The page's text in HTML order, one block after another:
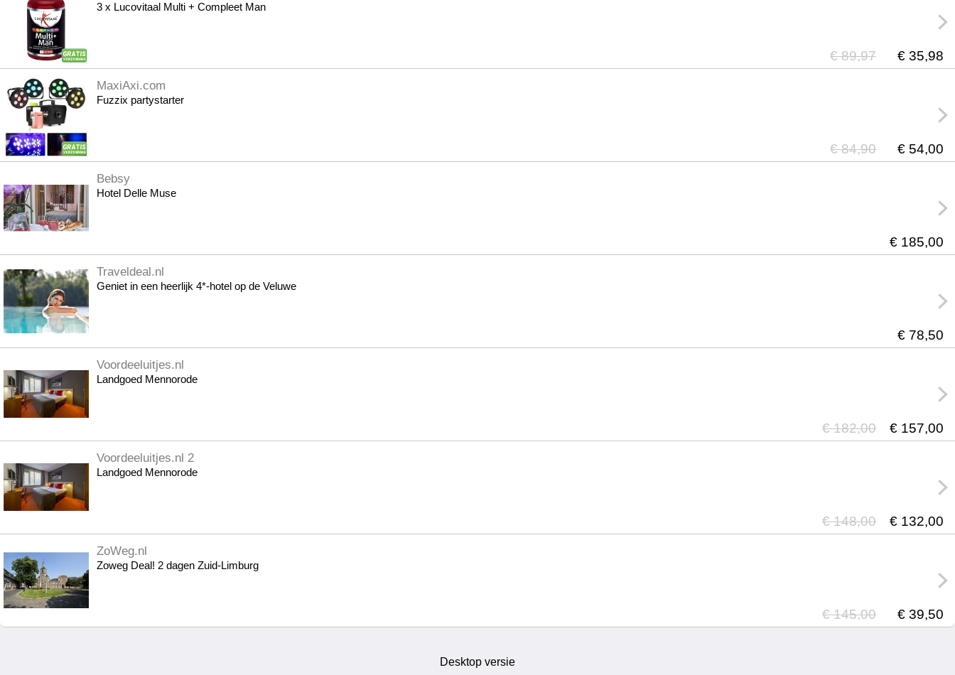
3 x Lucovitaal Multi + Compleet Man
€ 89,97 € 35,98
MaxiAxi.com
Fuzzix partystarter
€ 84,90 € 54,00
Bebsy
Hotel Delle Muse
€ 185,00
Traveldeal.nl
Geniet in een heerlijk 4*-hotel op de Veluwe
€ 78,50
Voordeeluitjes.nl
Landgoed Mennorode
€ 182,00 € 157,00
Voordeeluitjes.nl 2
Landgoed Mennorode
€ 148,00 € 132,00
ZoWeg.nl
Zoweg Deal! 2 dagen Zuid-Limburg
€ 145,00 € 39,50
Desktop versie